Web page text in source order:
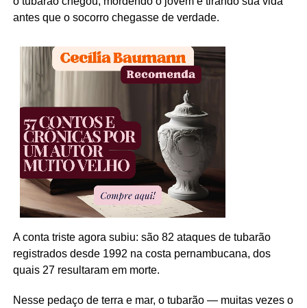
antes que o socorro chegasse de verdade.
A conta triste agora subiu: são 82 ataques de tubarão
registrados desde 1992 na costa pernambucana, dos
quais 27 resultaram em morte.
Nesse pedaço de terra e mar, o tubarão — muitas vezes o